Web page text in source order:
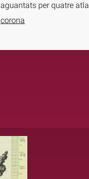
aguantats per quatre
corona